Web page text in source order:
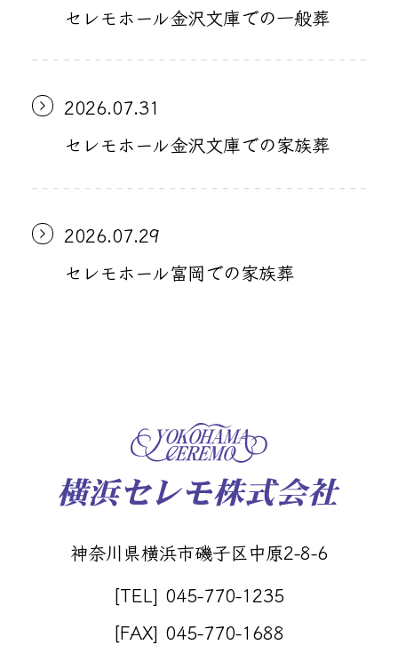
セレモホール金沢文庫での一般葬
2026.07.31
セレモホール金沢文庫での家族葬
2026.07.29
セレモホール富岡での家族葬
神奈川県横浜市磯子区中原2-8-6
[TEL] 045-770-1235
[FAX] 045-770-1688